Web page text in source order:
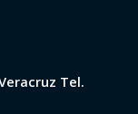
Tel.